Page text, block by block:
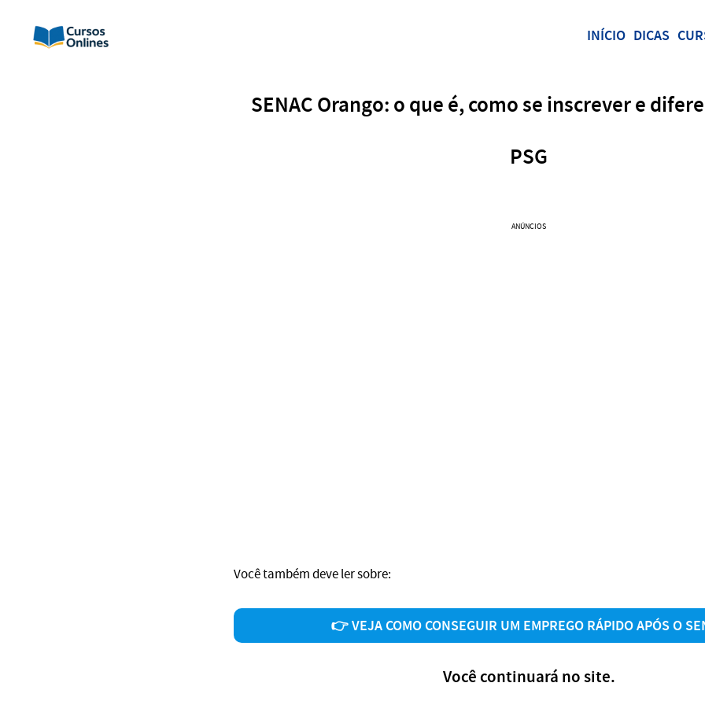
INÍCIO DICAS
SENAC Orango: o que é, como se inscrever e
PSG
ANÚNCIOS
Você também deve ler sobre:
👉VEJA COMO CONSEGUIR UM EMPREGO RÁPIDO APÓS O
Você continuará no site.